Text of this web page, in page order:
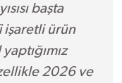
başta
işaretli ürün
2026 ve